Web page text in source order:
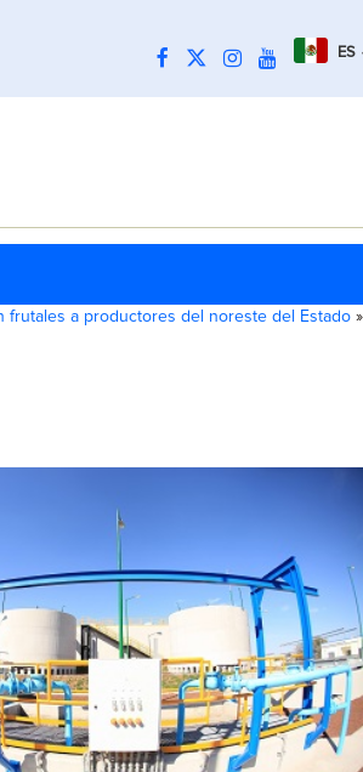
ES
frutales a productores del noreste del Estado »